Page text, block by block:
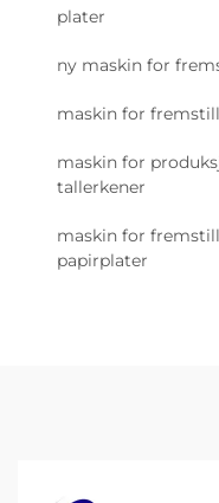
plater
ny maskin for
maskin for
maskin for
tallerkener
maskin for
papirplater